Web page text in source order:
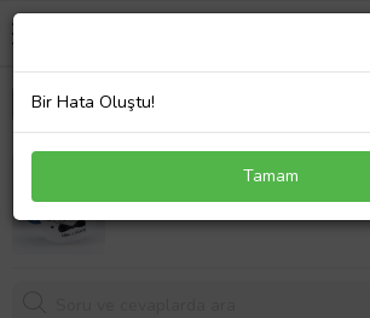
BK Gift Kişiye Özel Canım Babam
Kupa Bardak - Model 3
449,00 TL
Bir Hata Oluştu!
Tamam